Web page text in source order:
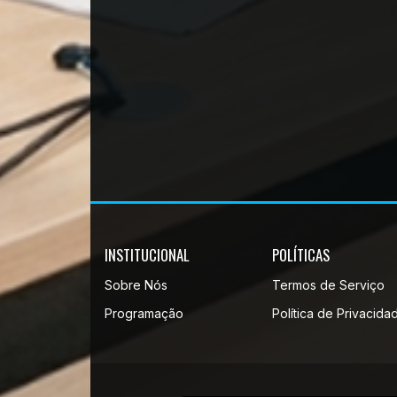
INSTITUCIONAL
Sobre Nós
Programação
POLÍTICAS
Termos de Serviço
Política de